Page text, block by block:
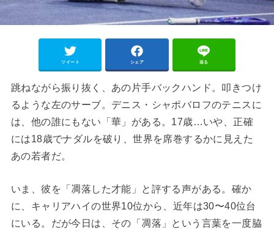
ツイート シェア 送る
跳ねながら振り抜く、あの片手バックハンド。叩きつけ
るような左のサーブ。デニス・シャポバロフのテニスに
は、他の誰にもない「華」がある。17歳…いや、正確
には18歳でナダルを破り、世界を席巻するかに見えた
あの若者だ。
いま、彼を「凋落した才能」と評する声がある。確か
に、キャリアハイの世界10位から、近年は30〜40位台
にいる。だが今日は、その「凋落」という言葉を一度脇